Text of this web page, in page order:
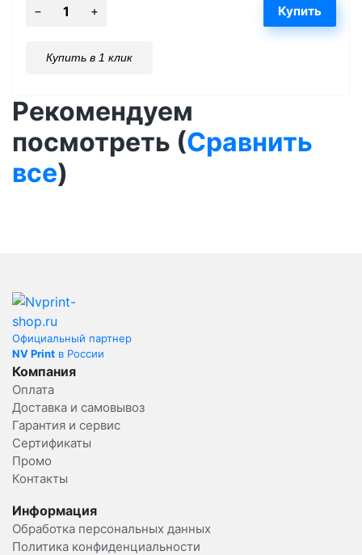
Купить в 1 клик
Рекомендуем
посмотреть (Сравнить
все)
Официальный партнер
NV Print в России
Компания
Оплата
Доставка и самовывоз
Гарантия и сервис
Сертификаты
Промо
Контакты
Информация
Обработка персональных данных
Политика конфиденциальности